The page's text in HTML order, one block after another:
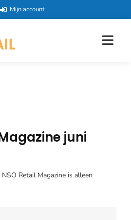
Mijn account
juni
Retail Magazine is alleen